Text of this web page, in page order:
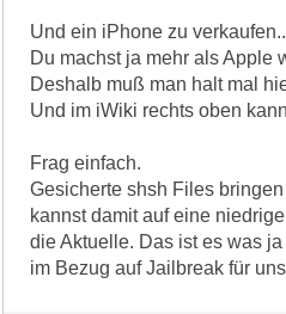
Und ein iPhone zu
Du machst ja mehr als Apple
Deshalb muß man halt mal
Und im iWiki rechts oben
Frag einfach.
Gesicherte shsh Files
kannst damit auf eine
die Aktuelle. Das ist es was
im Bezug auf Jailbreak für